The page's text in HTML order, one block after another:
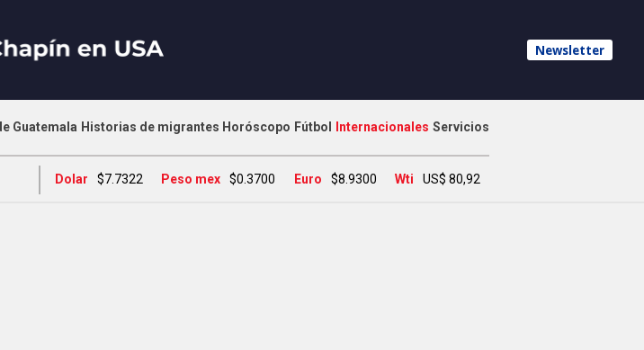
Newsletter
Guatemala Historias de migrantes Horóscopo Fútbol Internacionales Servicios
Dolar $7.7322 Peso mex $0.3700 Euro $8.9300 Wti US$ 80,92